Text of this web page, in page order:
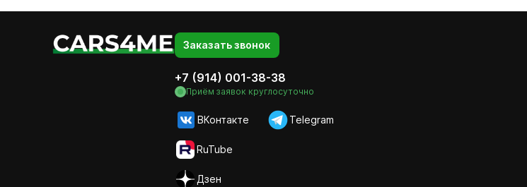
Заказать звонок
+7 (914) 001-38-38
Приём заявок круглосуточно
ВКонтакте
RuTube
Дзен
Telegram